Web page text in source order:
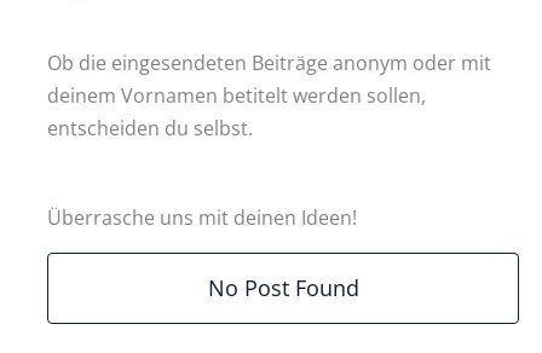
Ob die eingesendeten Beiträge anonym oder mit
deinem Vornamen betitelt werden sollen,
entscheiden du selbst.
Überrasche uns mit deinen Ideen!
No Post Found